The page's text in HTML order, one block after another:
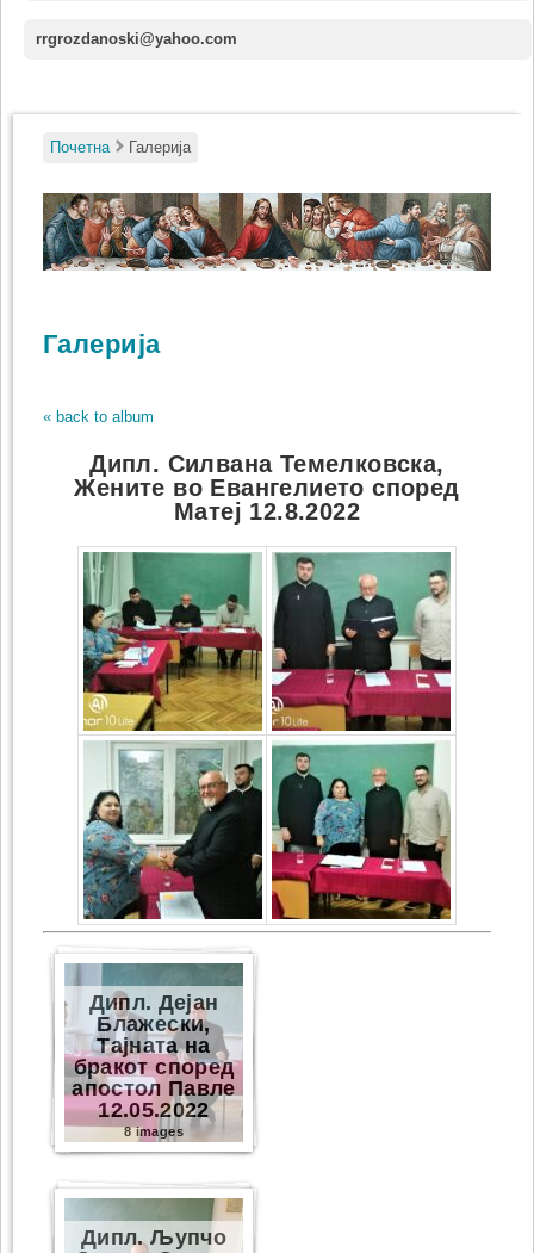
rrgrozdanoski@yahoo.com
Почетна Галерија
Галерија
« back to album
Дипл. Силвана Темелковска,
Жените во Евангелието според
Матеј 12.8.2022
Дипл. Дејан
Блажески,
Тајната на
бракот според
апостол Павле
12.05.2022
8 images
Дипл. Љупчо